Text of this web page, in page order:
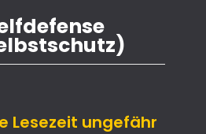
Lesezeit ungefähr